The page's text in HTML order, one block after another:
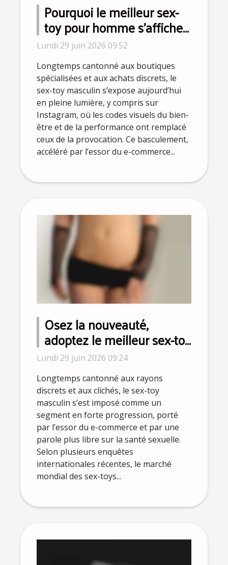
Pourquoi le meilleur sex-
toy pour homme s’affiche
désormais sur Instagram ?
Lundi 29 juin 2026 09:52
Longtemps cantonné aux boutiques
spécialisées et aux achats discrets, le
sex-toy masculin s’expose aujourd’hui
en pleine lumière, y compris sur
Instagram, où les codes visuels du bien-
être et de la performance ont remplacé
ceux de la provocation. Ce basculement,
accéléré par l’essor du e-commerce...
Osez la nouveauté,
adoptez le meilleur sex-toy
pour homme selon les
sexologues
Lundi 29 juin 2026 09:24
Longtemps cantonné aux rayons
discrets et aux clichés, le sex-toy
masculin s’est imposé comme un
segment en forte progression, porté
par l’essor du e-commerce et par une
parole plus libre sur la santé sexuelle.
Selon plusieurs enquêtes
internationales récentes, le marché
mondial des sex-toys...